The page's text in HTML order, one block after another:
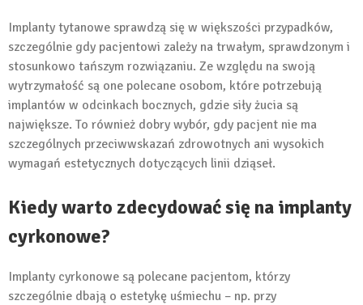
Implanty tytanowe sprawdzą się w większości przypadków,
szczególnie gdy pacjentowi zależy na trwałym, sprawdzonym i
stosunkowo tańszym rozwiązaniu. Ze względu na swoją
wytrzymałość są one polecane osobom, które potrzebują
implantów w odcinkach bocznych, gdzie siły żucia są
największe. To również dobry wybór, gdy pacjent nie ma
szczególnych przeciwwskazań zdrowotnych ani wysokich
wymagań estetycznych dotyczących linii dziąseł.
Kiedy warto zdecydować się na implanty
cyrkonowe?
Implanty cyrkonowe są polecane pacjentom, którzy
szczególnie dbają o estetykę uśmiechu – np. przy